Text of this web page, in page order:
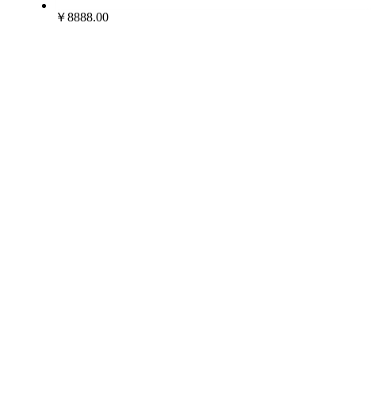
￥8888.00